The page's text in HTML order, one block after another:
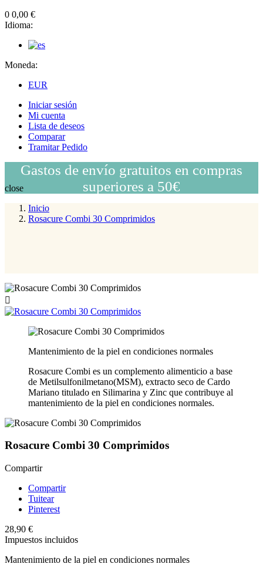
0 0,00 €
Idioma:
Moneda:
EUR
Iniciar sesión
Mi cuenta
Lista de deseos
Comparar
Tramitar Pedido
Gastos de envío gratuitos en compras
superiores a 50€
close
Inicio
Rosacure Combi 30 Comprimidos

Mantenimiento de la piel en condiciones normales
Rosacure Combi es un complemento alimenticio a base
de Metilsulfonilmetano(MSM), extracto seco de Cardo
Mariano titulado en Silimarina y Zinc que contribuye al
mantenimiento de la piel en condiciones normales.
Rosacure Combi 30 Comprimidos
Compartir
Compartir
Tuitear
Pinterest
28,90 €
Impuestos incluidos
Mantenimiento de la piel en condiciones normales